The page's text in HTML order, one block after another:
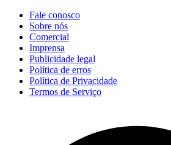
Fale conosco
Sobre nós
Comercial
Imprensa
Publicidade legal
Política de erros
Política de Privacidade
Termos de Serviço